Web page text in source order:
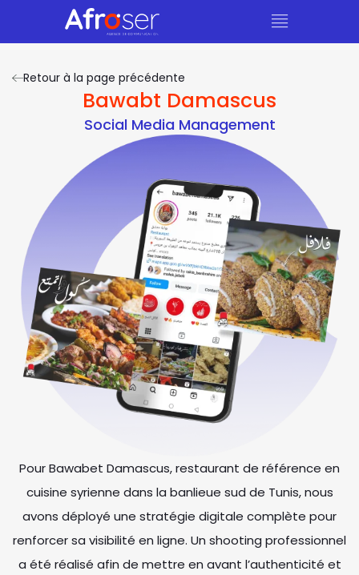
Retour à la page précédente
Bawabt Damascus
Social Media Management
Pour Bawabet Damascus, restaurant de référence en
cuisine syrienne dans la banlieue sud de Tunis, nous
avons déployé une stratégie digitale complète pour
renforcer sa visibilité en ligne. Un shooting professionnel
a été réalisé afin de mettre en avant l’authenticité et